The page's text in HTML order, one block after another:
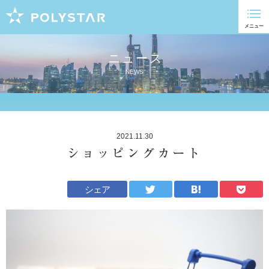
ニュース
NEWS
2021.11.30
ショッピングカート
シェア